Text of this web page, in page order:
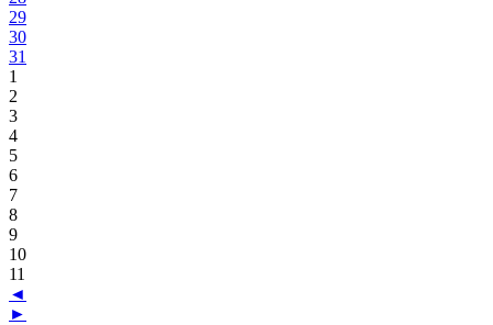
29
30
31
1
2
3
4
5
6
7
8
9
10
11
◄
►